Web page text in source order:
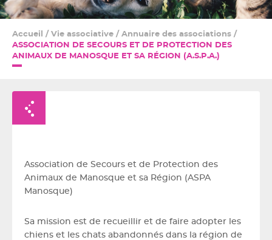
Accueil / Vie associative / Annuaire des associations /
ASSOCIATION DE SECOURS ET DE PROTECTION DES
ANIMAUX DE MANOSQUE ET SA RÉGION (A.S.P.A.)
Association de Secours et de Protection des
Animaux de Manosque et sa Région (ASPA
Manosque)
Sa mission est de recueillir et de faire adopter les
chiens et les chats abandonnés dans la région de